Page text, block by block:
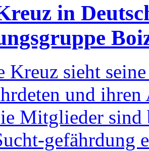
in
Kreuz sieht
und
Mitglieder sind
gefährdung